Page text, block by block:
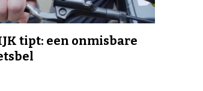
tipt: een onmisbare